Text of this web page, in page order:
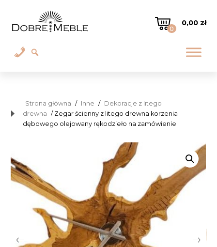
0
0,00 zł
Strona główna / Inne / Dekoracje z litego
drewna / Zegar ścienny z litego drewna korzenia
dębowego olejowany rękodzieło na zamówienie